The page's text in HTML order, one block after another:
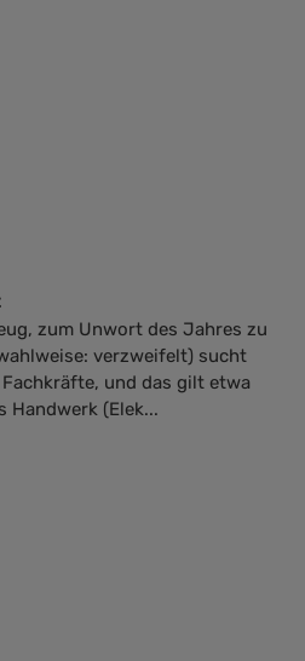
zum Unwort des Jahres zu
verzweifelt) sucht
und das gilt etwa
Handwerk (Elek...